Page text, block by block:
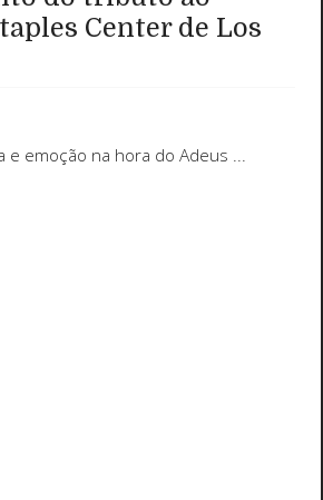
Center de Los
e emoção na hora do Adeus ...